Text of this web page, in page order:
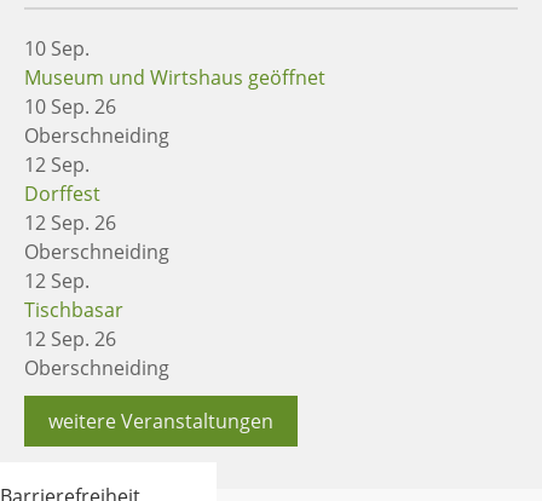
10 Sep.
Museum und Wirtshaus geöffnet
10 Sep. 26
Oberschneiding
12 Sep.
Dorffest
12 Sep. 26
Oberschneiding
12 Sep.
Tischbasar
12 Sep. 26
Oberschneiding
weitere Veranstaltungen